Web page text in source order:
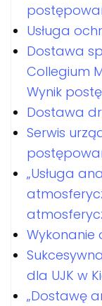
Usługa
Dostawa
Collegium
Wynik
Dostawa
Serwis
„Usługa
Wykonanie
dla UJK w
„Dostawę